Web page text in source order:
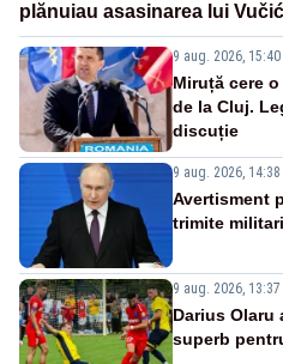
plănuiau asasinarea lui Vučić
9 aug. 2026, 15:40
Miruță cere
de la Cluj.
discuție
9 aug. 2026, 14:38
Avertisment
trimite
9 aug. 2026, 13:37
Darius Olaru
superb